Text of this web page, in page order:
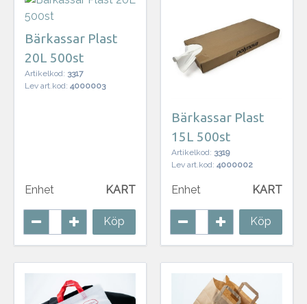
Bärkassar Plast
20L 500st
Artikelkod: 3317
Lev art.kod: 4000003
Enhet KART
Köp
Bärkassar Plast
15L 500st
Artikelkod: 3319
Lev art.kod: 4000002
Enhet KART
Köp